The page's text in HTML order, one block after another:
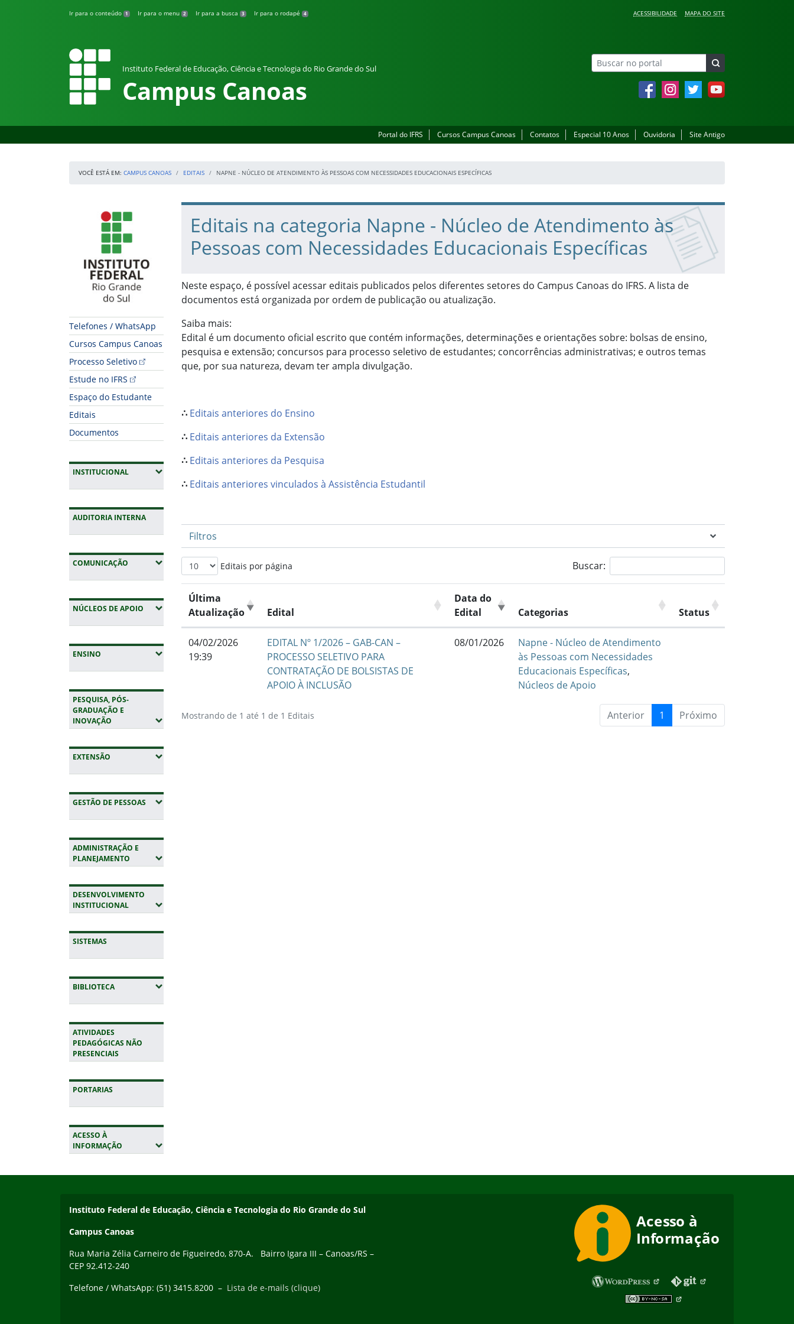
Ir para o conteúdo 1 Ir para o menu 2 Ir para a busca 3 Ir para o rodapé 4 ACESSIBILIDADE MAPA DO SITE
Instituto Federal de Educação, Ciência e Tecnologia do Rio Grande do Sul
Campus Canoas FacebookInstagramTwitter YouTube
Portal do IFRS Cursos Campus Canoas Contatos Especial 10 Anos Ouvidoria Site Antigo
VOCÊ ESTÁ EM: CAMPUS CANOAS EDITAIS NAPNE - NÚCLEO DE ATENDIMENTO ÀS PESSOAS COM NECESSIDADES EDUCACIONAIS ESPECÍFICAS
Início da navegação
Telefones / WhatsApp
Cursos Campus Canoas
Processo Seletivo
Estude no IFRS
Espaço do Estudante
Editais
Documentos
INSTITUCIONAL(EXPANDIR SUBMENUS)
AUDITORIA INTERNA
COMUNICAÇÃO (EXPANDIR SUBMENUS)
NÚCLEOS DE APOIO (EXPANDIR SUBMENUS)
ENSINO (EXPANDIR SUBMENUS)
PESQUISA, PÓS-
GRADUAÇÃO E
INOVAÇÃO (EXPANDIR SUBMENUS)
EXTENSÃO (EXPANDIR SUBMENUS)
GESTÃO DE PESSOAS (EXPANDIR SUBMENUS)
ADMINISTRAÇÃO E
PLANEJAMENTO (EXPANDIR SUBMENUS)
DESENVOLVIMENTO
INSTITUCIONAL(EXPANDIR SUBMENUS)
SISTEMAS
BIBLIOTECA(EXPANDIR SUBMENUS)
ATIVIDADES
PEDAGÓGICAS NÃO
PRESENCIAIS
PORTARIAS
ACESSO À
INFORMAÇÃO (EXPANDIR SUBMENUS)
Início do conteúdo
Editais na categoria Napne - Núcleo de Atendimento às
Pessoas com Necessidades Educacionais Específicas
Neste espaço, é possível acessar editais publicados pelos diferentes setores do Campus Canoas do IFRS. A lista de
documentos está organizada por ordem de publicação ou atualização.
Saiba mais:
Edital é um documento oficial escrito que contém informações, determinações e orientações sobre: bolsas de ensino,
pesquisa e extensão; concursos para processo seletivo de estudantes; concorrências administrativas; e outros temas
que, por sua natureza, devam ter ampla divulgação.
∴ Editais anteriores do Ensino
∴ Editais anteriores da Extensão
∴ Editais anteriores da Pesquisa
∴ Editais anteriores vinculados à Assistência Estudantil
Filtros
Editais por página Buscar:
Última
Atualização
Edital
Data do
Edital
Categorias Status
04/02/2026
19:39
EDITAL Nº 1/2026 – GAB-CAN –
PROCESSO SELETIVO PARA
CONTRATAÇÃO DE BOLSISTAS DE
APOIO À INCLUSÃO
08/01/2026
Napne - Núcleo de Atendimento
às Pessoas com Necessidades
Educacionais Específicas,
Núcleos de Apoio
Mostrando de 1 até 1 de 1 Editais Anterior 1
Próximo
Instituto Federal de Educação, Ciência e Tecnologia do Rio Grande do Sul
Campus Canoas
Rua Maria Zélia Carneiro de Figueiredo, 870-A. Bairro Igara III – Canoas/RS –
CEP 92.412-240
Telefone / WhatsApp: (51) 3415.8200 – Lista de e-mails (clique)